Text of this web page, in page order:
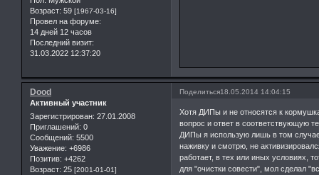
Возраст: 59 [1967-03-16]
Провел на форуме:
14 дней 12 часов
Последний визит:
31.03.2022 12:37:20
Поделиться18.05.2014 14:04:15
Dood
Активный участник
Зарегистрирован: 27.01.2008
Приглашений: 0
Сообщений: 5500
Уважение: +6986
Позитив: +4262
Возраст: 25 [2001-01-01]
Хотя ДИПы и не относятся к
вопрос и ответ в соответствующую
ДИПы я использую лишь в том
наживку и смотрю, не
работает, в тех или иных условиях,
для "очистки совести", мол сделал